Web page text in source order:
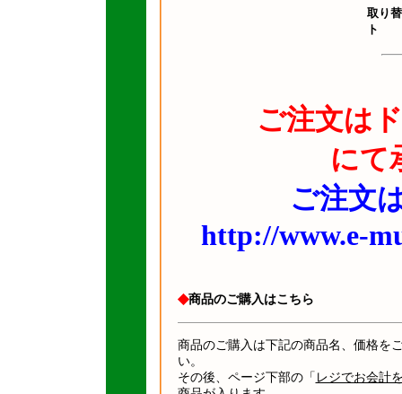
取り
ト
ご注文は
にて
ご注文
http://www.e-
◆商品のご購入はこちら
商品のご購入は下記の商品名、価格を
い。
その後、ページ下部の「 レジでお会計